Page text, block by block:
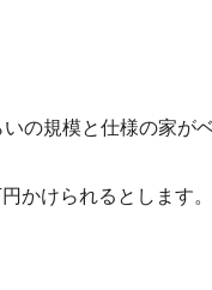
の規模と仕様の家が
かけられるとします。